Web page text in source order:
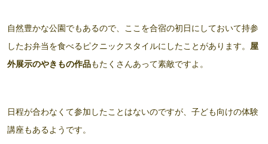
自然豊かな公園でもあるので、ここを合宿の初日にしておいて持参
したお弁当を食べるピクニックスタイルにしたことがあります。 屋
外展示のやきもの作品もたくさんあって素敵ですよ。
日程が合わなくて参加したことはないのですが、子ども向けの体験
講座もあるようです。